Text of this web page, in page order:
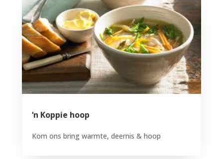
‘n Koppie hoop
Kom ons bring warmte, deernis & hoop